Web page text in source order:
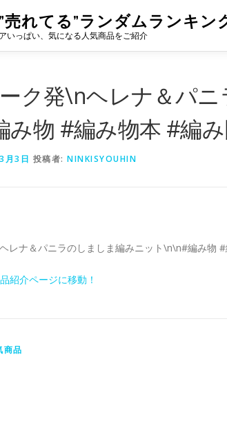
売れてる”ランダムランキン
いっぱい、気になる人気商品をご紹介
ク発\nヘレナ＆パ
物 #編み物本 #編
月3日 投稿者: NINKISYOUHIN
レナ＆パニラのしましま編みニット\n\n#編み物
紹介ページに移動！
商品